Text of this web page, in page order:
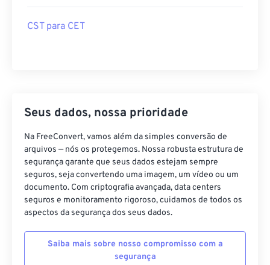
CST para CET
Seus dados, nossa prioridade
Na FreeConvert, vamos além da simples conversão de
arquivos — nós os protegemos. Nossa robusta estrutura de
segurança garante que seus dados estejam sempre
seguros, seja convertendo uma imagem, um vídeo ou um
documento. Com criptografia avançada, data centers
seguros e monitoramento rigoroso, cuidamos de todos os
aspectos da segurança dos seus dados.
Saiba mais sobre nosso compromisso com a
segurança